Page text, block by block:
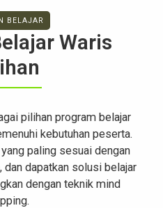
BELAJAR
Waris
pilihan program belajar
kebutuhan peserta.
paling sesuai dengan
dan dapatkan solusi belajar
dengan teknik mind